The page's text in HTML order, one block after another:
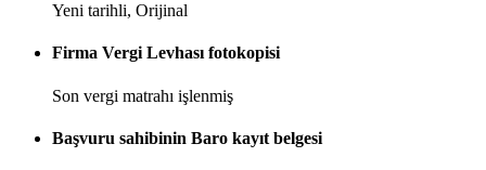
Yeni tarihli, Orijinal
Firma Vergi Levhası fotokopisi
Son vergi matrahı işlenmiş
Başvuru sahibinin Baro kayıt belgesi